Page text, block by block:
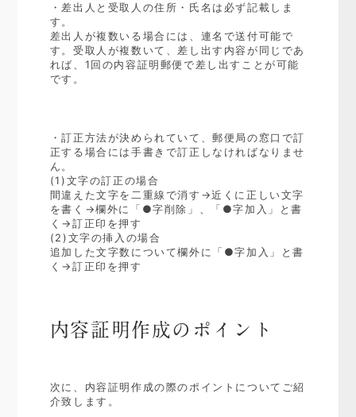
・差出人と受取人の住所・氏名は必ず記載しま
す。
差出人が複数いる場合には、連名で送付可能で
す。受取人が複数いて、差し出す内容が同じであ
れば、1回の内容証明郵便で差し出すことが可能
です。
・訂正方法が決められていて、郵便局の窓口で訂
正する場合には手書きで訂正しなければなりませ
ん。
(1)文字の訂正の場合
間違えた文字を二重線で消す→近くに正しい文字
を書く→欄外に「●字削除」、「●字加入」と書
く→訂正印を押す
(2)文字の挿入の場合
追加した文字数について欄外に「●字加入」と書
く→訂正印を押す
内容証明作成のポイント
次に、内容証明作成の際のポイントについてご紹
介致します。